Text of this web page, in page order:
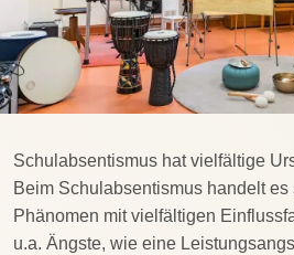
Schulabsentismus hat vielfältige
Beim Schulabsentismus handelt
Phänomen mit vielfältigen
u.a. Ängste, wie eine